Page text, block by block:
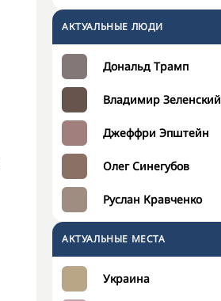
АКТУАЛЬНЫЕ ЛЮДИ
Дональд Трамп
Владимир Зеленский
Джеффри Эпштейн
Олег Синегубов
Руслан Кравченко
АКТУАЛЬНЫЕ МЕСТА
Украина